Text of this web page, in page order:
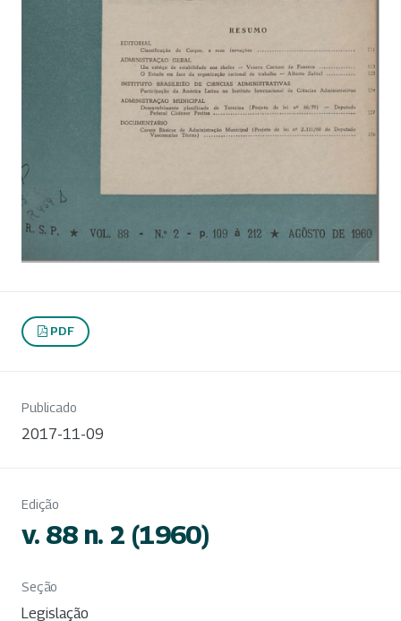
PDF
Publicado
2017-11-09
Edição
v. 88 n. 2 (1960)
Seção
Legislação